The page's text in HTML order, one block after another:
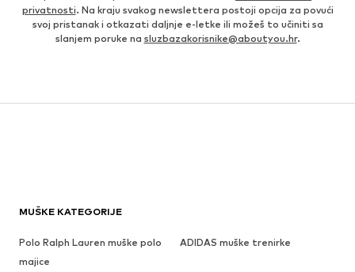
privatnosti. Na kraju svakog newslettera postoji opcija za povući
svoj pristanak i otkazati daljnje e-letke ili možeš to učiniti sa
slanjem poruke na sluzbazakorisnike@aboutyou.hr.
MUŠKE KATEGORIJE
Polo Ralph Lauren muške polo
majice
ADIDAS muške trenirke